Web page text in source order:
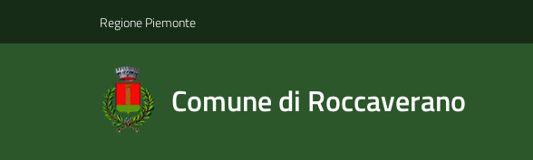
Regione Piemonte
Comune di Roccaverano